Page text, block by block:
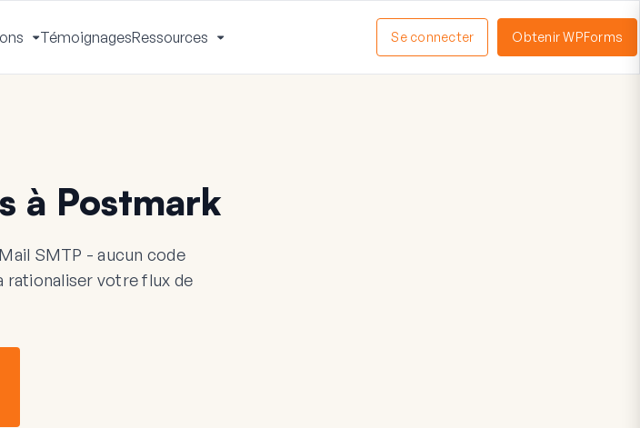
Activer
le
TémoignagesRessources
le
Se connecter Obtenir WPForms
à Postmark
SMTP - aucun code
rationaliser votre flux de